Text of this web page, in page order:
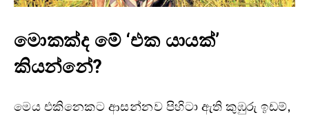
මොකක්ද මේ ‘එක යායක්’
කියන්නේ?
මෙය එකිනෙකට ආසන්නව පිහිටා ඇති කුඹුරු ඉඩම්,